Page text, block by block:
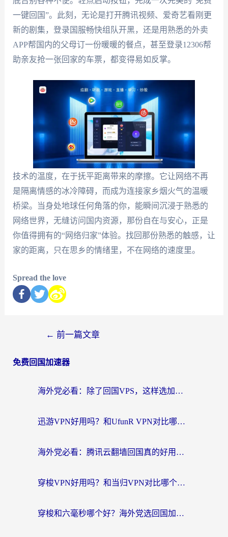
一键回国”。此刻，无论是打开腾讯视频、爱奇艺看刚更
新的剧集，登录国服畅快组队开黑，还是用熟悉的外卖
APP帮国内的父母订一份暖暖的餐点，甚至登录12306帮
助亲友抢一张回家的车票，都变得易如反掌。
技术的温度，在于抚平距离带来的摩擦。它让网络不再
是隔离情感的冰冷障碍，而成为连接家乡烟火气的温暖
桥梁。当身处地球任何角落的你，能瞬间沉浸于熟悉的
网络世界，无缝访问国内资源，那份自在与安心，正是
你值得拥有的“网络归家”体验。找回那份熟悉的触感，让
家的距离，只在思乡的情绪里，不在网络的速度里。
Spread the love
← 前一篇文章
免费回国加速器
海外党必看：除了回国VPS，这样选加速器也能无缝刷国内资源？
迅游VPN好用吗？和UfunR VPN对比哪个回国效果更好？海外党亲测避坑指南
海外党必看：腾讯云翻墙回国真的好用吗？+ 3步选对回国加速器指南
穿梭VPN好用吗？和当归VPN对比哪个回国效果更好？海外党亲测实用指南
穿梭和六毫秒哪个好？海外党选回国加速器的避坑指南，附番茄加速器实测